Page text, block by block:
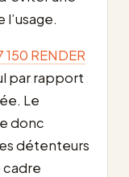
150 RENDER
par rapport
Le
donc
détenteurs
cadre